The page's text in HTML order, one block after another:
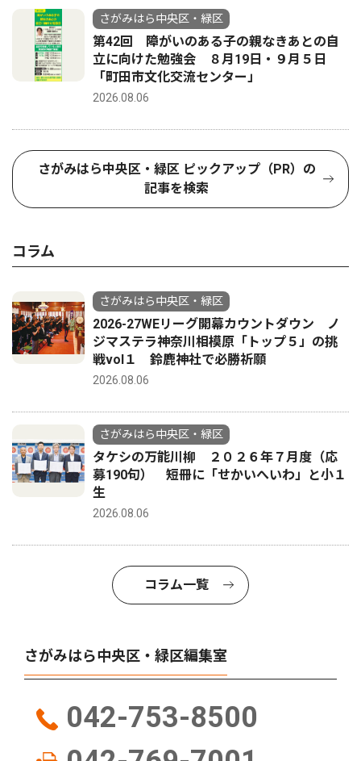
さがみはら中央区・緑区
第42回 障がいのある子の親なきあとの自
立に向けた勉強会 ８月19日・９月５日
「町田市文化交流センター」
2026.08.06
さがみはら中央区・緑区 ピックアップ（PR）の
記事を検索
コラム
さがみはら中央区・緑区
2026-27WEリーグ開幕カウントダウン ノ
ジマステラ神奈川相模原「トップ５」の挑
戦vol１ 鈴鹿神社で必勝祈願
2026.08.06
さがみはら中央区・緑区
タケシの万能川柳 ２０２６年７月度（応
募190句） 短冊に「せかいへいわ」と小１
生
2026.08.06
コラム一覧
さがみはら中央区・緑区編集室
042-753-8500